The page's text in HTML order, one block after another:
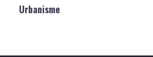
Urbanisme